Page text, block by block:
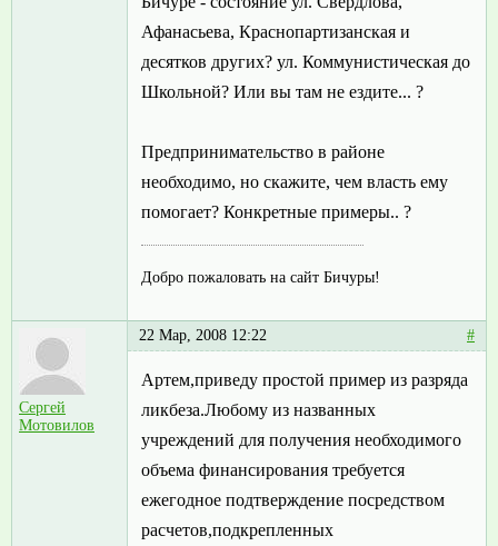
Афанасьева, Краснопартизанская и
десятков других? ул. Коммунистическая до
Школьной? Или вы там не ездите... ?
Предпринимательство в районе
необходимо, но скажите, чем власть ему
помогает? Конкретные примеры.. ?
Добро пожаловать на сайт Бичуры!
Сергей
Мотовилов
22 Мар, 2008 12:22 #
Артем,приведу простой пример из разряда
ликбеза.Любому из названных
учреждений для получения необходимого
объема финансирования требуется
ежегодное подтверждение посредством
расчетов,подкрепленных